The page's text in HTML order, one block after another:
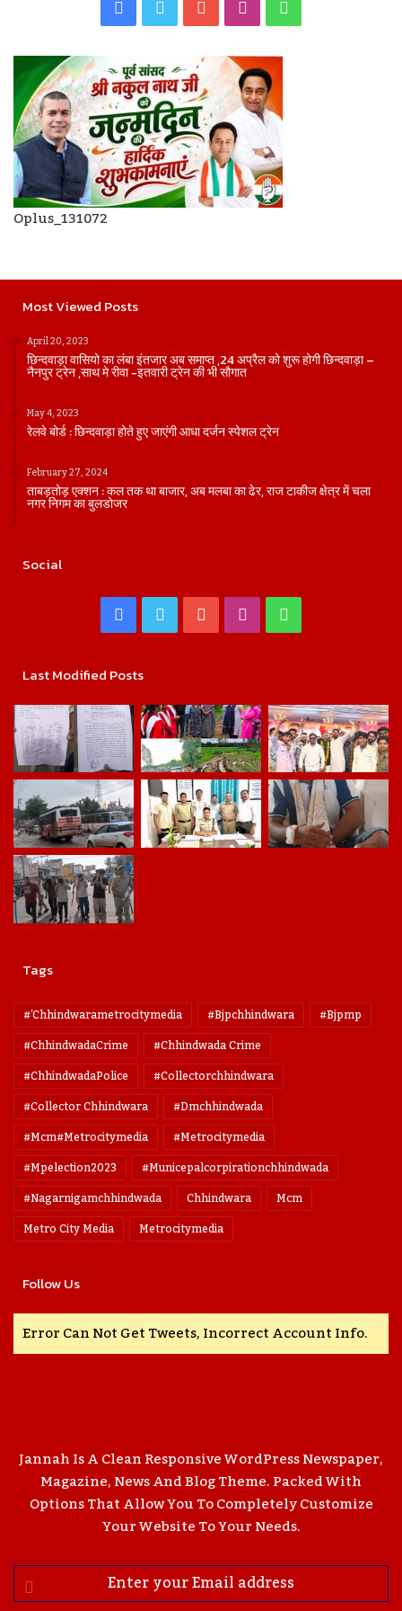
Facebook
Twitter YouTubeInstagram
Oplus_131072
Most Viewed Posts
April 20, 2023
छिन्दवाड़ा वासियो का लंबा इंतजार अब समाप्त ,24 अप्रैल को शुरू होगी छिन्दवाड़ा –
नैनपुर ट्रेन ,साथ मे रीवा -इतवारी ट्रेन की भी सौगात
May 4, 2023
रेलवे बोर्ड : छिन्दवाड़ा होते हुए जाएंगी आधा दर्जन स्पेशल ट्रेन
February 27, 2024
ताबड़तोड़ एक्शन : कल तक था बाजार, अब मलबा का ढेर, राज टाकीज क्षेत्र में चला
नगर निगम का बुलडोजर
Social
Facebook
Twitter YouTubeInstagram
Last Modified Posts
Tags
#'chhindwarametrocitymedia #bjpchhindwara
#bjpmp
#ChhindwadaCrime
#Chhindwada Crime
#ChhindwadaPolice
#collectorchhindwara
#collector Chhindwara
#dmchhindwada
#mcm#metrocitymedia
#metrocitymedia
#mpelection2023
#municepalcorpirationchhindwada
#nagarnigamchhindwada
Chhindwara
Mcm
Metro City Media
Metrocitymedia
Follow Us
Error Can Not Get Tweets, Incorrect Account Info.
Jannah Is A Clean Responsive WordPress Newspaper,
Magazine, News And Blog Theme. Packed With
Options That Allow You To Completely Customize
Your Website To Your Needs.
Enter
Your